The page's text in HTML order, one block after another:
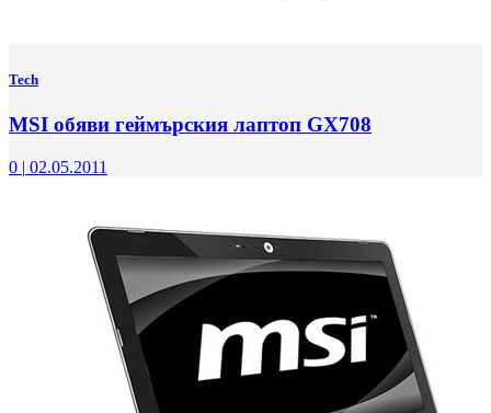
Tech
MSI обяви геймърския лаптоп GX708
0 | 02.05.2011